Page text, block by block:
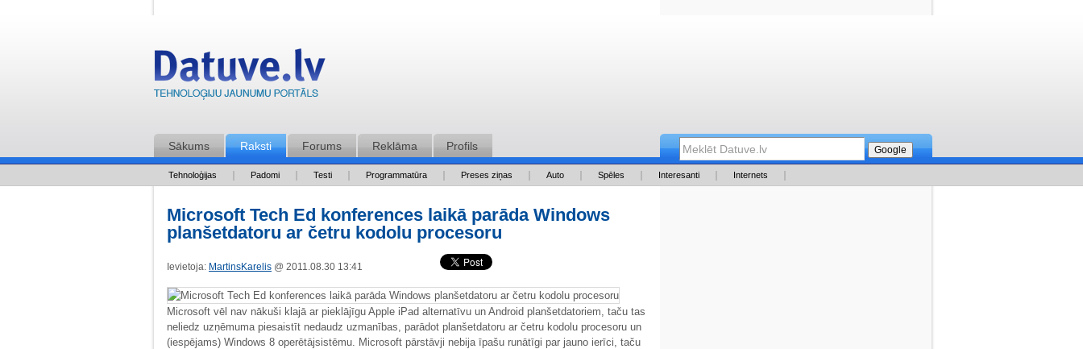
Sākums Raksti Forums Reklāma Profils
Tehnoloģijas Padomi Testi Programmatūra Preses ziņas Auto Spēles Interesanti Internets
Microsoft Tech Ed konferences laikā parāda Windows
planšetdatoru ar četru kodolu procesoru
Ievietoja: MartinsKarelis @ 2011.08.30 13:41
Microsoft vēl nav nākuši klajā ar pieklājīgu Apple iPad alternatīvu un Android planšetdatoriem, taču tas
neliedz uzņēmuma piesaistīt nedaudz uzmanības, parādot planšetdatoru ar četru kodolu procesoru un
(iespējams) Windows 8 operētājsistēmu. Microsoft pārstāvji nebija īpašu runātīgi par jauno ierīci, taču